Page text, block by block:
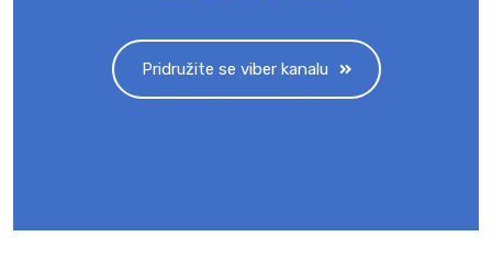
Pridružite se viber kanalu